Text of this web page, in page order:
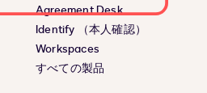
Agreement Desk
Identify （本人確認）
Workspaces
すべての製品